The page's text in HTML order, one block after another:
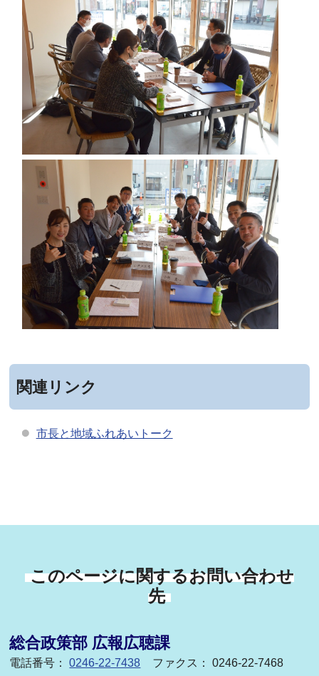
関連リンク
市長と地域ふれあいトーク
このページに関するお問い合わせ
先
総合政策部 広報広聴課
電話番号：0246-22-7438 ファクス： 0246-22-7468